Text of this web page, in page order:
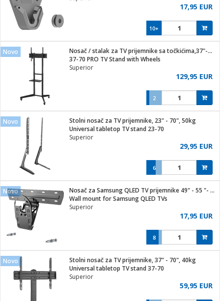
Vitrine
/ Zdravlje
za kosu
i kutije
17,95 EUR
10+
Novo
Nosač / stalak za TV prijemnike sa točkićima,37"-70",50 kg
37-70 PRO TV Stand with Wheels
Superior
129,95 EUR
2
Novo
Stolni nosač za TV prijemnike, 23" - 70", 50kg
Universal tabletop TV stand 23-70
Superior
29,95 EUR
6
Novo
Nosač za Samsung QLED TV prijemnike 49" - 55 "- 65", 50 kg.
Wall mount for Samsung QLED TVs
Superior
17,95 EUR
8
Novo
Stolni nosač za TV prijemnike, 37" - 70", 40kg
Universal tabletop TV stand 37-70
Superior
59,95 EUR